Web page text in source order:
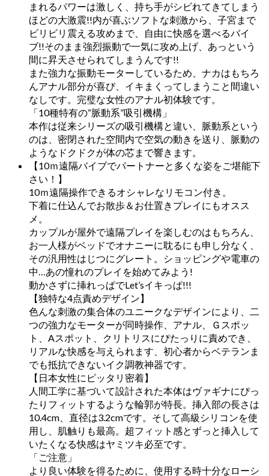
まれるパワーは激しく、持ち手がシビれてきてしまう
ほどの大激震!!内が喜ぶソフトな刺激から、子宮まで
ビリビリ震える攻めまで、自由に快感を選べるバイ
ブ!!そのまま強烈振動で一気に攻め上げ、あっという
間に昇天させられてしまうんです!!
また強力な振動モーターしているため、ナカはもちろ
んアナル部分が喜び、イキまくってしまうこと間違い
なしです。完璧な女性のアナル初体験です。
「10種特有の“脈動系”吸引機構」
本作は従来シリーズの吸引機構と違い、脈動系という
のは、密閉された空間内で空気の動きを送り、脈動の
ようなドクドクが体の芯まで響きます。
【10ｍ遠隔バイブでパートナーと多くな姿をご堪能下
さい！】
10ｍ遠隔操作できるオシャレなリモコン付き。
下着に仕込んでお散歩＆お仕置きプレイにもオスス
メ。
カップルが屋外で遠隔プレイを楽しむのはもちろん、
お一人様がベッドでオナニーに耽るにも申し分なく、
その汎用性はじつにグレート。ショッピングや電車の
中…あの憧れのプレイを始めてみよう!
動かさずに挿れっぱでLet’sイキっぱ!!!
【独特な4点責めデザイン】
色んな刺激の集合体のユニークなデザインにより、二
つの強力なモーターが同時操作、アナル、Ｇスポッ
ト、Aスポット、クリトリスにぴたっりに責めでき、
リアルな快感を与えられます、初心者からベテランま
でも抵抗できないイク調教神器です。
【日本女性にピッタリ密着】
人間工学に基づいて設計された本体はヴァギナにぴっ
たりフィットするような輪郭が特長。挿入部の長さは
10.4cm、直径は3.2cmです。そして高級シリコンを使
用し、肌触りも最高。超フィット感とずっと挿入して
いたくなる快感はヤミツキ必至です。
「ご注意」
より良い体験を得るために、使用する時十分なローシ